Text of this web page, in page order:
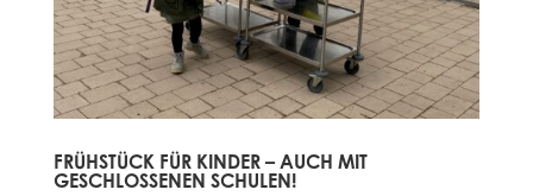
FRÜHSTÜCK FÜR KINDER – AUCH MIT
GESCHLOSSENEN SCHULEN!